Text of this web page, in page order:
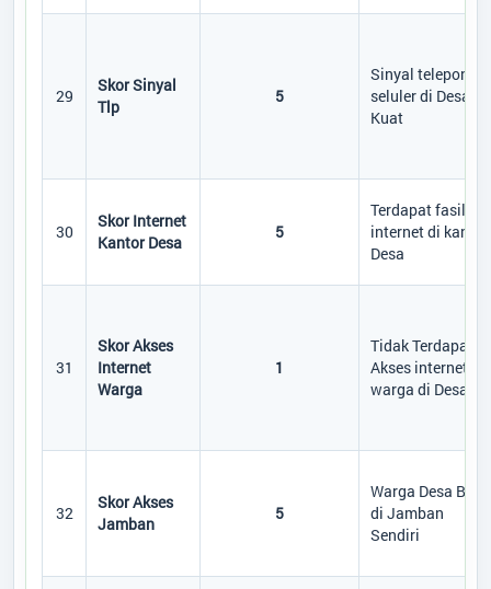
29
Skor Sinyal
Tlp
5
Sinyal telepon
seluler di Desa
Kuat
30
Skor Internet
Kantor Desa
5
Terdapat fasilitas
internet di kantor
Desa
31
Skor Akses
Internet
Warga
1
Tidak Terdapat
Akses internet
warga di Desa
32
Skor Akses
Jamban
5
Warga Desa BAB
di Jamban
Sendiri